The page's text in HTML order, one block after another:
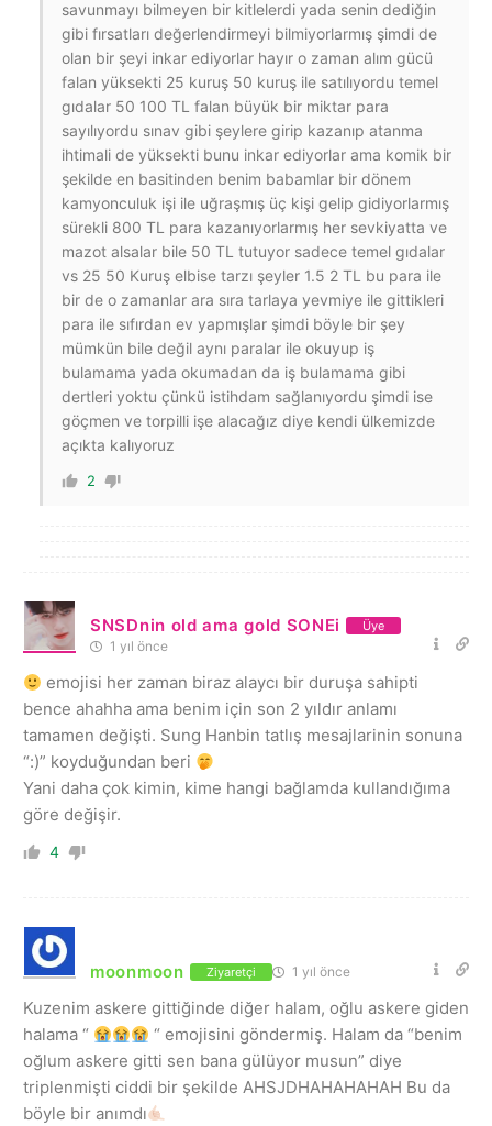
savunmayı bilmeyen bir kitlelerdi yada senin dediğin
gibi fırsatları değerlendirmeyi bilmiyorlarmış şimdi de
olan bir şeyi inkar ediyorlar hayır o zaman alım gücü
falan yüksekti 25 kuruş 50 kuruş ile satılıyordu temel
gıdalar 50 100 TL falan büyük bir miktar para
sayılıyordu sınav gibi şeylere girip kazanıp atanma
ihtimali de yüksekti bunu inkar ediyorlar ama komik bir
şekilde en basitinden benim babamlar bir dönem
kamyonculuk işi ile uğraşmış üç kişi gelip gidiyorlarmış
sürekli 800 TL para kazanıyorlarmış her sevkiyatta ve
mazot alsalar bile 50 TL tutuyor sadece temel gıdalar
vs 25 50 Kuruş elbise tarzı şeyler 1.5 2 TL bu para ile
bir de o zamanlar ara sıra tarlaya yevmiye ile gittikleri
para ile sıfırdan ev yapmışlar şimdi böyle bir şey
mümkün bile değil aynı paralar ile okuyup iş
bulamama yada okumadan da iş bulamama gibi
dertleri yoktu çünkü istihdam sağlanıyordu şimdi ise
göçmen ve torpilli işe alacağız diye kendi ülkemizde
açıkta kalıyoruz
2
SNSDnin old ama gold SONEi Üye
1 yıl önce
emojisi her zaman biraz alaycı bir duruşa sahipti
bence ahahha ama benim için son 2 yıldır anlamı
tamamen değişti. Sung Hanbin tatlış mesajlarinin sonuna
“:)” koyduğundan beri
Yani daha çok kimin, kime hangi bağlamda kullandığıma
göre değişir.
4
moonmoon Ziyaretçi 1 yıl önce
Kuzenim askere gittiğinde diğer halam, oğlu askere giden
halama “
“ emojisini göndermiş. Halam da “benim
oğlum askere gitti sen bana gülüyor musun” diye
triplenmişti ciddi bir şekilde AHSJDHAHAHAHAH Bu da
böyle bir anımdı